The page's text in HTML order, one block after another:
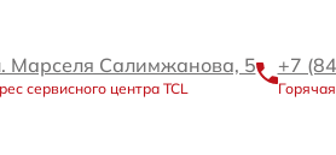
Марселя Салимжанова, 5
сервисного центра TCL
+7